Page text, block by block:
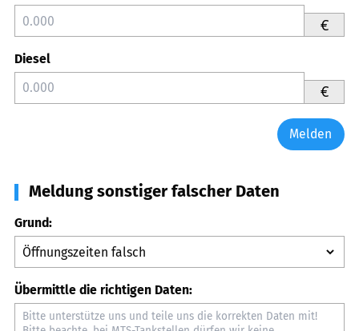
€
Diesel
€
Melden
Meldung sonstiger falscher Daten
Grund:
Übermittle die richtigen Daten: